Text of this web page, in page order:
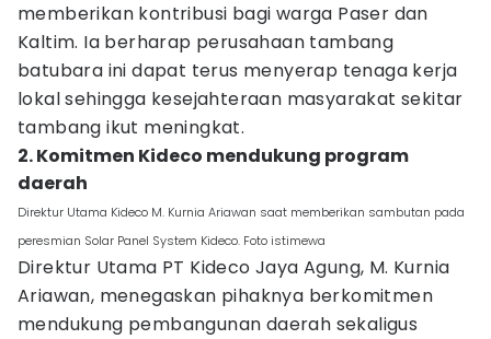
memberikan kontribusi bagi warga Paser dan
Kaltim. Ia berharap perusahaan tambang
batubara ini dapat terus menyerap tenaga kerja
lokal sehingga kesejahteraan masyarakat sekitar
tambang ikut meningkat.
2. Komitmen Kideco mendukung program
daerah
Direktur Utama Kideco M. Kurnia Ariawan saat memberikan sambutan pada
peresmian Solar Panel System Kideco. Foto istimewa
Direktur Utama PT Kideco Jaya Agung, M. Kurnia
Ariawan, menegaskan pihaknya berkomitmen
mendukung pembangunan daerah sekaligus